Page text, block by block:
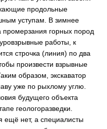
продольные
уступам. В зимнее
промерзания горных пород
работы, к
строчка (линия) по два
произвести взрывные
образом, экскаватор
уже по рыхлому углю.
будущего объекта
геологоразведки.
ещё нет, а специалисты